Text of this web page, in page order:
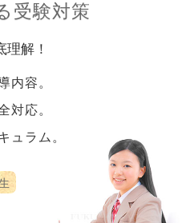
受験対策
解！
内容。
対応。
ュラム。